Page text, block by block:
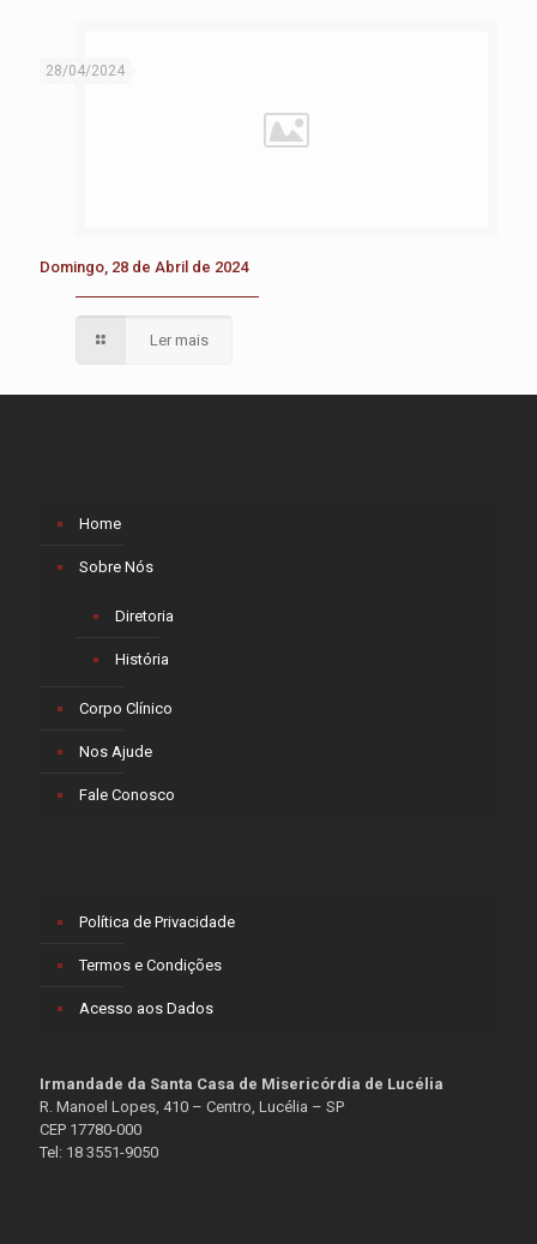
28/04/2024
Domingo, 28 de Abril de 2024
Ler mais
Home
Sobre Nós
Diretoria
História
Corpo Clínico
Nos Ajude
Fale Conosco
Política de Privacidade
Termos e Condições
Acesso aos Dados
Irmandade da Santa Casa de Misericórdia de Lucélia
R. Manoel Lopes, 410 – Centro, Lucélia – SP
CEP 17780-000
Tel: 18 3551-9050